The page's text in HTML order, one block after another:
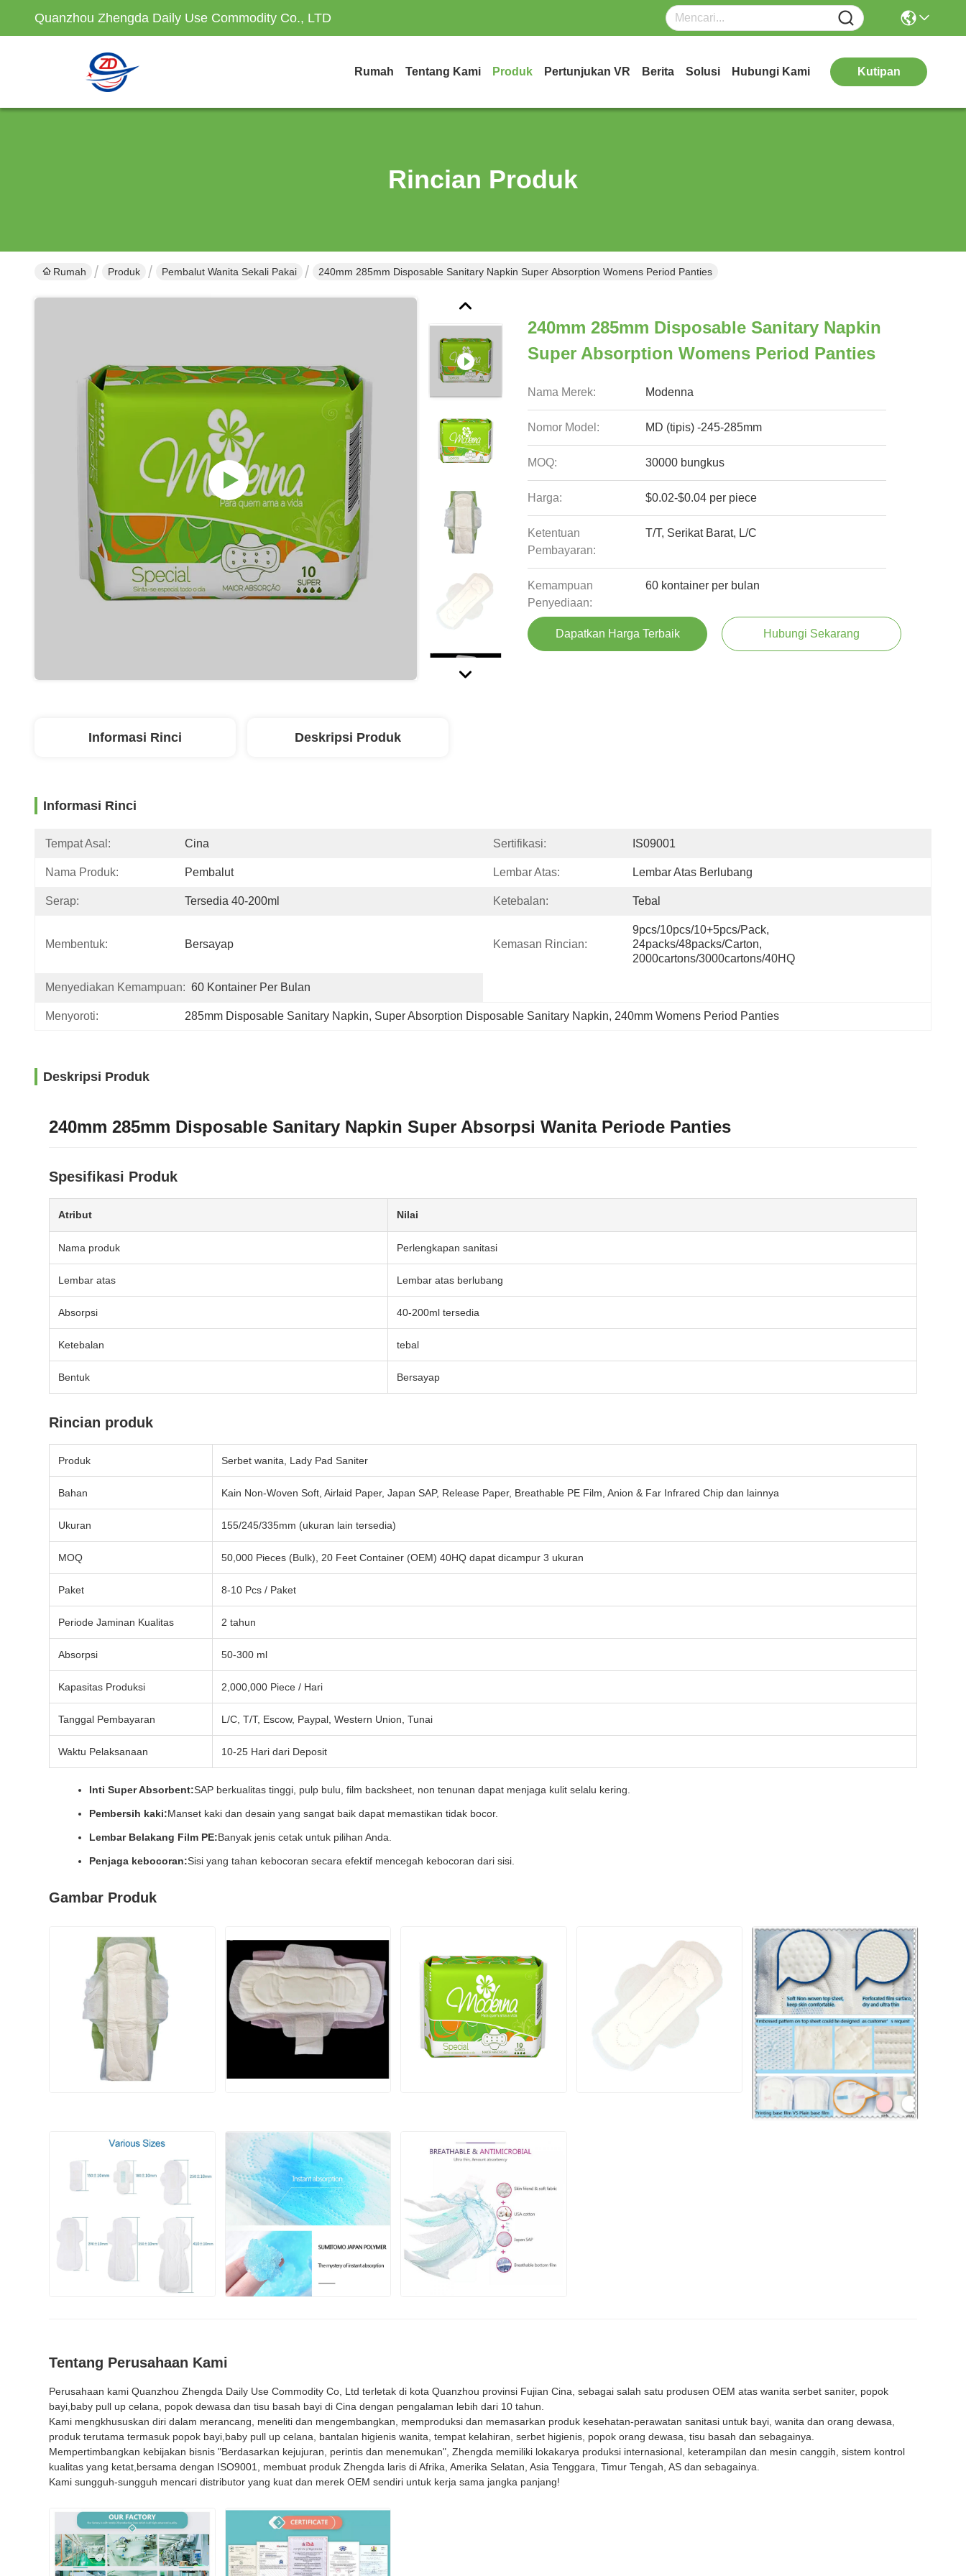
Quanzhou Zhengda Daily Use Commodity Co., LTD
Rumah Tentang Kami Produk Pertunjukan VR Berita Solusi Hubungi Kami Kutipan
Rincian Produk
Rumah Produk Pembalut Wanita Sekali Pakai 240mm 285mm Disposable Sanitary Napkin Super Absorption Womens Period Panties
240mm 285mm Disposable Sanitary Napkin
Super Absorption Womens Period Panties
Nama Merek: Modenna
Nomor Model: MD (tipis) -245-285mm
MOQ: 30000 bungkus
Harga: $0.02-$0.04 per piece
Ketentuan
Pembayaran:
T/T, Serikat Barat, L/C
Kemampuan
Penyediaan:
60 kontainer per bulan
Dapatkan Harga Terbaik Hubungi Sekarang
Informasi Rinci Deskripsi Produk
Informasi Rinci
Tempat Asal: Cina Sertifikasi: IS09001
Nama Produk: Pembalut Lembar Atas: Lembar Atas Berlubang
Serap: Tersedia 40-200ml Ketebalan: Tebal
Membentuk: Bersayap Kemasan Rincian:
9pcs/10pcs/10+5pcs/pack,
24packs/48packs/carton,
2000cartons/3000cartons/40HQ
Menyediakan Kemampuan: 60 Kontainer Per Bulan
Menyoroti: 285mm Disposable Sanitary Napkin, Super Absorption Disposable Sanitary Napkin, 240mm Womens Period Panties
Deskripsi Produk
240mm 285mm Disposable Sanitary Napkin Super Absorpsi Wanita Periode Panties
Spesifikasi Produk
Atribut Nilai
Nama produk Perlengkapan sanitasi
Lembar atas Lembar atas berlubang
Absorpsi 40-200ml tersedia
Ketebalan tebal
Bentuk Bersayap
Rincian produk
Produk Serbet wanita, Lady Pad Saniter
Bahan Kain Non-Woven Soft, Airlaid Paper, Japan SAP, Release Paper, Breathable PE Film, Anion & Far Infrared Chip dan lainnya
Ukuran 155/245/335mm (ukuran lain tersedia)
MOQ 50,000 Pieces (Bulk), 20 Feet Container (OEM) 40HQ dapat dicampur 3 ukuran
Paket 8-10 Pcs / Paket
Periode Jaminan Kualitas 2 tahun
Absorpsi 50-300 ml
Kapasitas Produksi 2,000,000 Piece / Hari
Tanggal Pembayaran L/C, T/T, Escow, Paypal, Western Union, Tunai
Waktu Pelaksanaan 10-25 Hari dari Deposit
Inti Super Absorbent:SAP berkualitas tinggi, pulp bulu, film backsheet, non tenunan dapat menjaga kulit selalu kering.
Pembersih kaki:Manset kaki dan desain yang sangat baik dapat memastikan tidak bocor.
Lembar Belakang Film PE:Banyak jenis cetak untuk pilihan Anda.
Penjaga kebocoran:Sisi yang tahan kebocoran secara efektif mencegah kebocoran dari sisi.
Gambar Produk
Tentang Perusahaan Kami
Perusahaan kami Quanzhou Zhengda Daily Use Commodity Co, Ltd terletak di kota Quanzhou provinsi Fujian Cina, sebagai salah satu produsen OEM atas wanita serbet saniter, popok
bayi,baby pull up celana, popok dewasa dan tisu basah bayi di Cina dengan pengalaman lebih dari 10 tahun.
Kami mengkhususkan diri dalam merancang, meneliti dan mengembangkan, memproduksi dan memasarkan produk kesehatan-perawatan sanitasi untuk bayi, wanita dan orang dewasa,
produk terutama termasuk popok bayi,baby pull up celana, bantalan higienis wanita, tempat kelahiran, serbet higienis, popok orang dewasa, tisu basah dan sebagainya.
Mempertimbangkan kebijakan bisnis "Berdasarkan kejujuran, perintis dan menemukan", Zhengda memiliki lokakarya produksi internasional, keterampilan dan mesin canggih, sistem kontrol
kualitas yang ketat,bersama dengan ISO9001, membuat produk Zhengda laris di Afrika, Amerika Selatan, Asia Tenggara, Timur Tengah, AS dan sebagainya.
Kami sungguh-sungguh mencari distributor yang kuat dan merek OEM sendiri untuk kerja sama jangka panjang!